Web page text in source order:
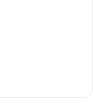
في المنطقة بعد
إسرائيل، مما دفع